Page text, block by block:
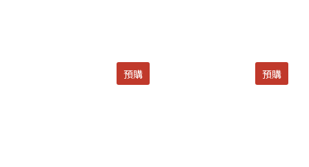
預購 預購